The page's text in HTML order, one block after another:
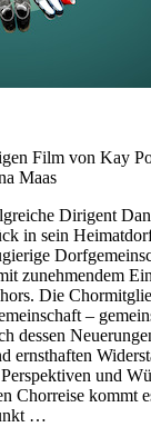
Film von Kay
Maas
Dirigent
in sein
zunehmendem
Die
–
dessen
ernsthaften
und
Chorreise kommt
…